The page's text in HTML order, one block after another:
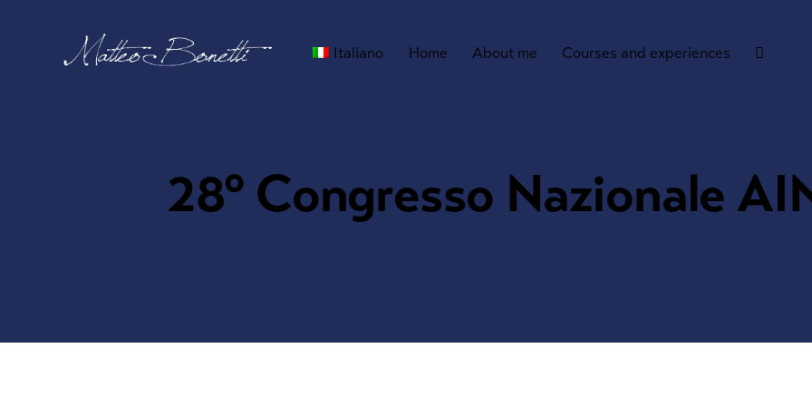
Italiano Home About me Courses and experiences
28° Congresso Nazionale